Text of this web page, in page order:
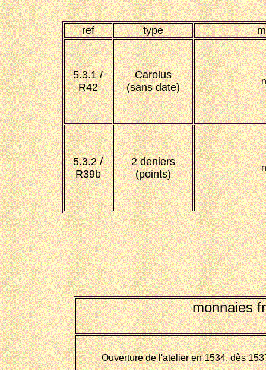
ref type
5.3.1 /
R42
Carolus
(sans date)
5.3.2 /
R39b
2 deniers
(points)
monnaies
Ouverture de l'atelier en 1534, dès